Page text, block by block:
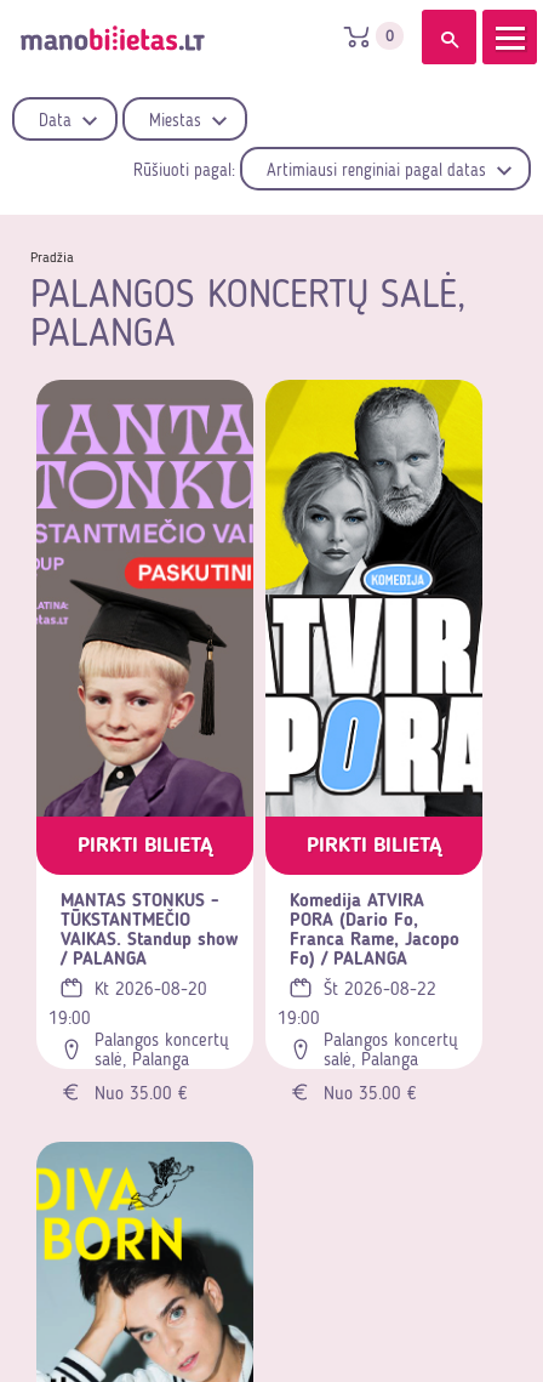
0
Data Miestas
Rūšiuoti pagal: Artimiausi renginiai pagal datas
Pradžia
PALANGOS KONCERTŲ SALĖ,
PALANGA
PIRKTI BILIETĄ
MANTAS STONKUS -
TŪKSTANTMEČIO
VAIKAS. Standup show
/ PALANGA
Kt 2026-08-20
19:00
Palangos koncertų
salė, Palanga
Nuo 35.00 €
PIRKTI BILIETĄ
Komedija ATVIRA
PORA (Dario Fo,
Franca Rame, Jacopo
Fo) / PALANGA
Št 2026-08-22
19:00
Palangos koncertų
salė, Palanga
Nuo 35.00 €